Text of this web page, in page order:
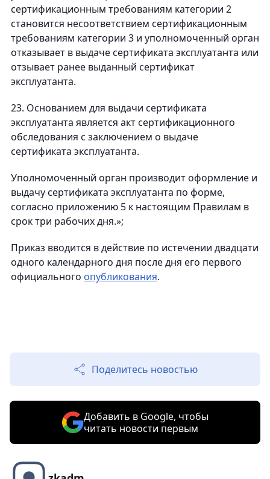
сертификационным требованиям категории 2
становится несоответствием сертификационным
требованиям категории 3 и уполномоченный орган
отказывает в выдаче сертификата эксплуатанта или
отзывает ранее выданный сертификат
эксплуатанта.
23. Основанием для выдачи сертификата
эксплуатанта является акт сертификационного
обследования с заключением о выдаче
сертификата эксплуатанта.
Уполномоченный орган производит оформление и
выдачу сертификата эксплуатанта по форме,
согласно приложению 5 к настоящим Правилам в
срок три рабочих дня.»;
Приказ вводится в действие по истечении двадцати
одного календарного дня после дня его первого
официального опубликования.
Поделитесь новостью
Добавить в Google, чтобы
читать новости первым